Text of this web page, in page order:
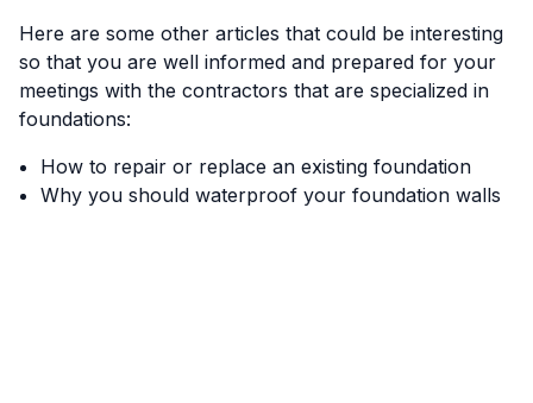
Here are some other articles that could be interesting
so that you are well informed and prepared for your
meetings with the contractors that are specialized in
foundations:
How to repair or replace an existing foundation
Why you should waterproof your foundation walls